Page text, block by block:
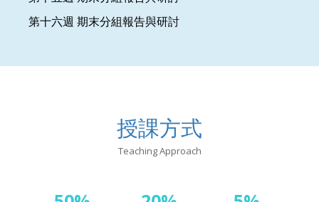
第十六週 期末分組報告與研討
授課方式
Teaching Approach